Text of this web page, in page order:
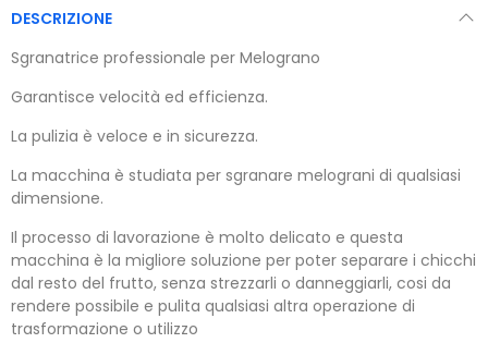
DESCRIZIONE
Sgranatrice professionale per Melograno
Garantisce velocità ed efficienza.
La pulizia è veloce e in sicurezza.
La macchina è studiata per sgranare melograni di qualsiasi
dimensione.
Il processo di lavorazione è molto delicato e questa
macchina è la migliore soluzione per poter separare i chicchi
dal resto del frutto, senza strezzarli o danneggiarli, cosi da
rendere possibile e pulita qualsiasi altra operazione di
trasformazione o utilizzo